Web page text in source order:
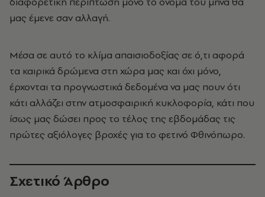
μας έμενε σαν αλλαγή.
Μέσα σε αυτό το κλίμα απαισιοδοξίας σε ό,τι αφορά
τα καιρικά δρώμενα στη χώρα μας και όχι μόνο,
έρχονται τα προγνωστικά δεδομένα να μας πουν ότι
κάτι αλλάζει στην ατμοσφαιρική κυκλοφορία, κάτι που
ίσως μας δώσει προς το τέλος της εβδομάδας τις
πρώτες αξιόλογες βροχές για το φετινό Φθινόπωρο.
Σχετικό Άρθρο